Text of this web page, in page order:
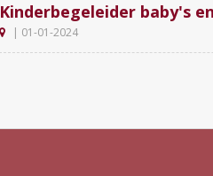
Kinderbegeleider baby's
| 01-01-2024